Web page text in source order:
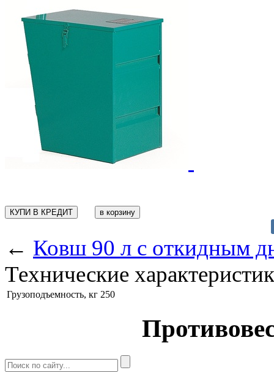
КУПИ В КРЕДИТ
← Ковш 90 л с откидным
Технические
Грузоподъемность, кг 250